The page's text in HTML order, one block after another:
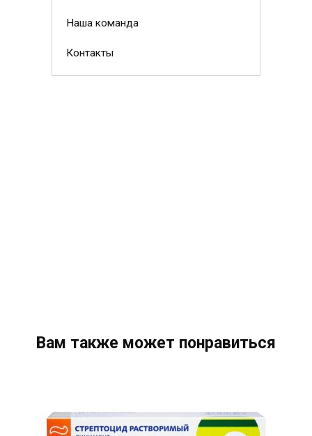
Наша команда
Контакты
Вам также может понравиться